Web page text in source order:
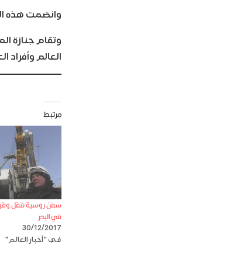
وانضمت هذه
العالم
مرتبط
سفن روسية تنقل
في البحر
30/12/2017
في "أخبار العالم"